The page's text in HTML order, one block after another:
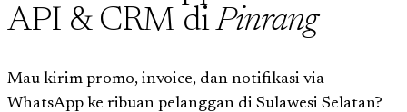
API & CRM diPinrang
Mau kirim promo, invoice, dan notifikasi via
WhatsApp ke ribuan pelanggan di Sulawesi Selatan?